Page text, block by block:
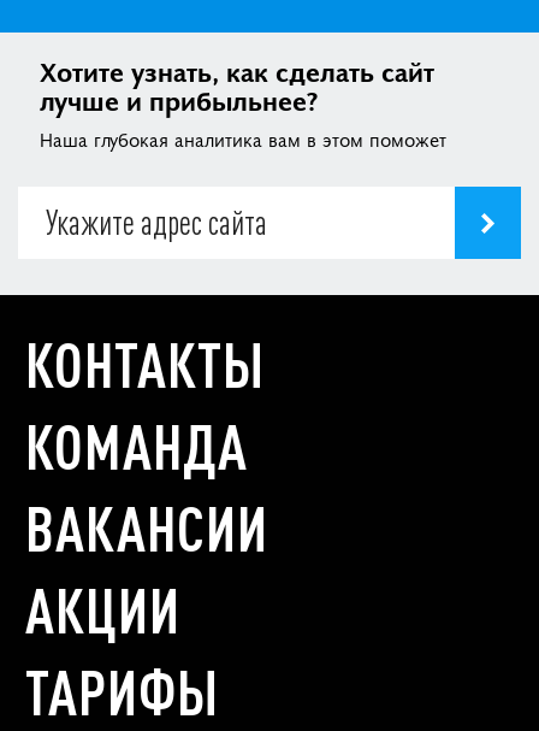
Хотите узнать, как сделать сайт
лучше и прибыльнее?
Наша глубокая аналитика вам в этом поможет
КОНТАКТЫ
КОМАНДА
ВАКАНСИИ
АКЦИИ
ТАРИФЫ